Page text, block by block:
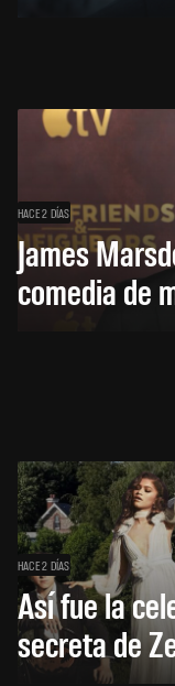
HACE 2 DÍAS
James
comedia de
HACE 2 DÍAS
Así fue la
secreta de